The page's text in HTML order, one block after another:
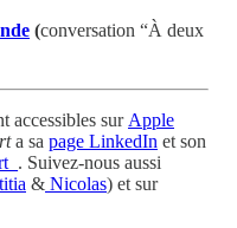
(conversation “À deux
accessibles sur Apple
a sa page LinkedIn et son
. Suivez-nous aussi
& Nicolas) et sur